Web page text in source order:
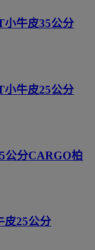
小牛皮35公分
小牛皮25公分
公分CARGO柏
皮25公分